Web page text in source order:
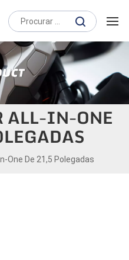
ALL-IN-ONE
One De 21,5 Polegadas